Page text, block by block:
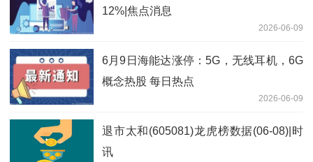
12%|焦点消息
2026-06-09
6月9日海能达涨停：5G，无线耳机，6G
概念热股 每日热点
2026-06-09
退市太和(605081)龙虎榜数据(06-08)|时
讯